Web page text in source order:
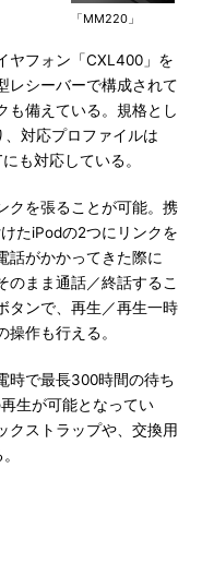
「MM220」
ヤフォン「CXL400」を
レシーバーで構成されて
も備えている。規格とし
対応プロファイルは
も対応している。
を張ることが可能。携
たiPodの2つにリンクを
話がかかってきた際に
のまま通話／終話するこ
タンで、再生／再生一時
作も行える。
時で最長300時間の待ち
生が可能となってい
クストラップや、交換用